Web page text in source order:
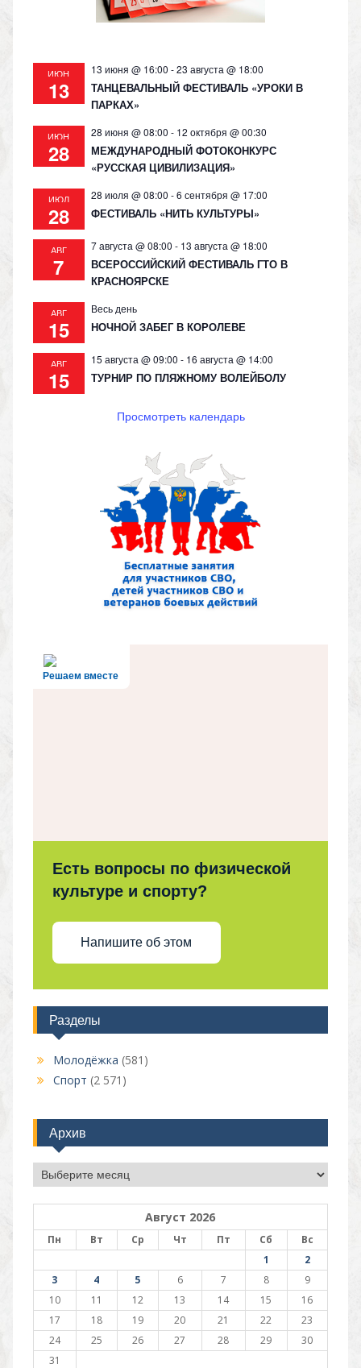
ki
ИЮН
13
13 июня @ 16:00 -23 августа @ 18:00
ТАНЦЕВАЛЬНЫЙ ФЕСТИВАЛЬ «УРОКИ В
ПАРКАХ»
ИЮН
28
28 июня @ 08:00 - 12 октября @ 00:30
МЕЖДУНАРОДНЫЙ ФОТОКОНКУРС
«РУССКАЯ ЦИВИЛИЗАЦИЯ»
ИЮЛ
28
28 июля @ 08:00 -6 сентября @ 17:00
ФЕСТИВАЛЬ «НИТЬ КУЛЬТУРЫ»
АВГ
7
7 августа @ 08:00 - 13 августа @ 18:00
ВСЕРОССИЙСКИЙ ФЕСТИВАЛЬ ГТО В
КРАСНОЯРСКЕ
АВГ
15
Весь день
НОЧНОЙ ЗАБЕГ В КОРОЛЕВЕ
АВГ
15
15 августа @ 09:00 - 16 августа @ 14:00
ТУРНИР ПО ПЛЯЖНОМУ ВОЛЕЙБОЛУ
Просмотреть календарь
Решаем вместе
Есть вопросы по физической
культуре и спорту?
Напишите об этом
Разделы
Молодёжка (581)
Спорт (2 571)
Архив
Архив
Август 2026
Пн Вт Ср Чт Пт Сб
Вс
1
2
3
4 5 6 7 8
9
10
11 12 13 14 15
16
17
18 19 20 21 22
23
24
25 26 27 28 29
30
31